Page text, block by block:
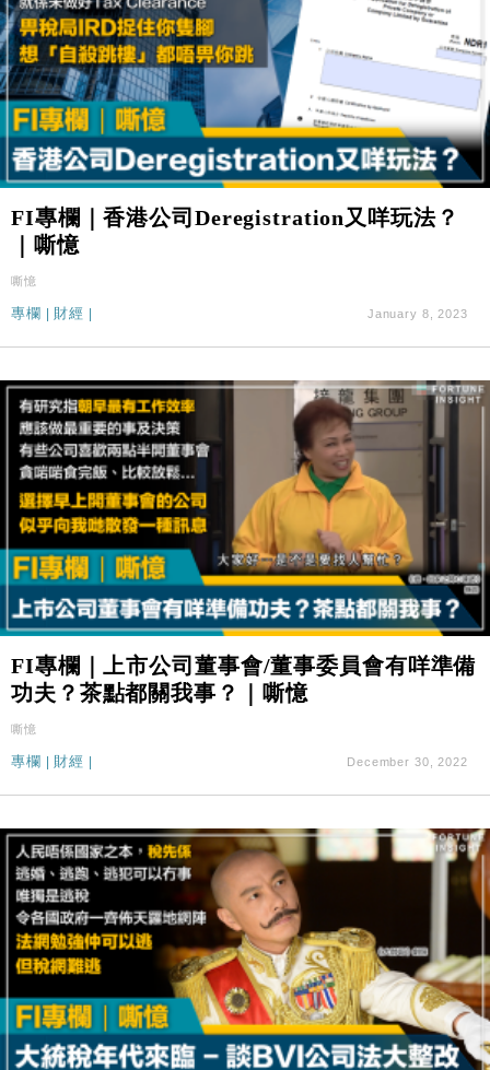
FI專欄｜香港公司Deregistration又咩玩法？
｜嘶憶
嘶憶
專欄 | 財經 | January 8, 2023
FI專欄｜上市公司董事會/董事委員會有咩準備
功夫？茶點都關我事？｜嘶憶
嘶憶
專欄 財經 December 30, 2022